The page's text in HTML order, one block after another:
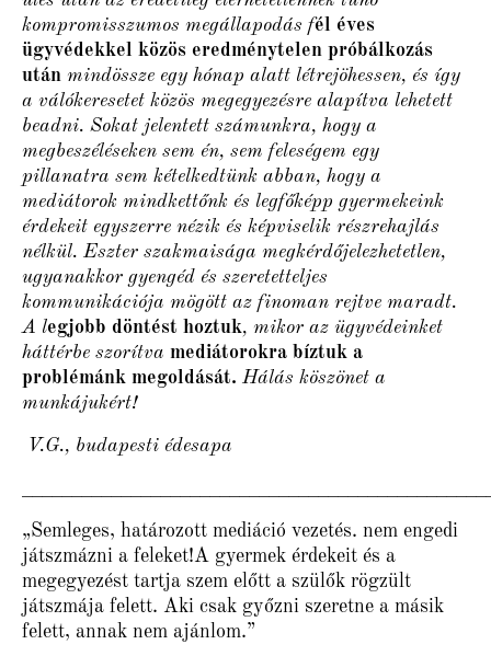
kompromisszumos megállapodás fél éves
ügyvédekkel közös eredménytelen próbálkozás
után mindössze egy hónap alatt létrejöhessen, és így
a válókeresetet közös megegyezésre alapítva lehetett
beadni. Sokat jelentett számunkra, hogy a
megbeszéléseken sem én, sem feleségem egy
pillanatra sem kételkedtünk abban, hogy a
mediátorok mindkettőnk és legfőképp gyermekeink
érdekeit egyszerre nézik és képviselik részrehajlás
nélkül. Eszter szakmaisága megkérdőjelezhetetlen,
ugyanakkor gyengéd és szeretetteljes
kommunikációja mögött az finoman rejtve maradt.
A legjobb döntést hoztuk, mikor az ügyvédeinket
háttérbe szorítva mediátorokra bíztuk a
problémánk megoldását. Hálás köszönet a
munkájukért!
V.G., budapesti édesapa
„Semleges, határozott mediáció vezetés. nem engedi
játszmázni a feleket!A gyermek érdekeit és a
megegyezést tartja szem előtt a szülők rögzült
játszmája felett. Aki csak győzni szeretne a másik
felett, annak nem ajánlom.”